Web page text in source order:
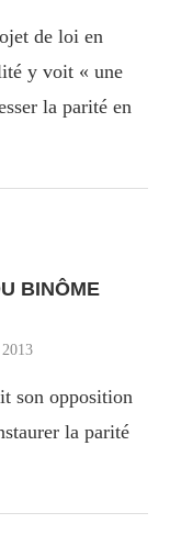
de loi en
y voit « une
la parité en
BINÔME
son opposition
la parité